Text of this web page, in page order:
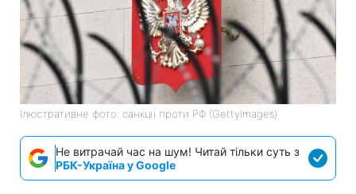
Ілюстративне фото: санкції проти РФ (GettyImages)
Не витрачай час на шум! Читай тільки суть з
РБК-Україна у Google